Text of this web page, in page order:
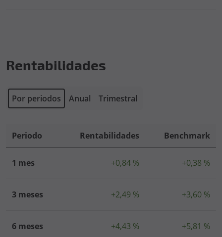
Rentabilidades
Por periodos Anual Trimestral
Periodo Rentabilidades Benchmark
1 mes +0,84 % +0,38 %
3 meses +2,49 % +3,60 %
6 meses +4,43 % +5,81 %